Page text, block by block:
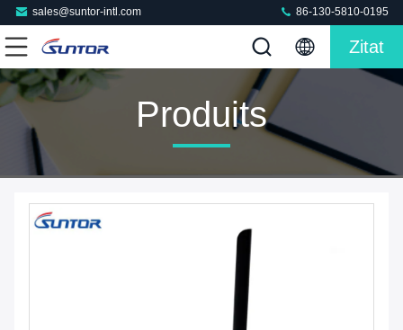
sales@suntor-intl.com 86-130-5810-0195
Zitat
Produits